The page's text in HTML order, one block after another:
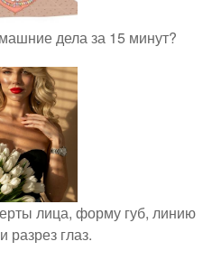
дела за 15 минут?
лица, форму губ, линию
разрез глаз.